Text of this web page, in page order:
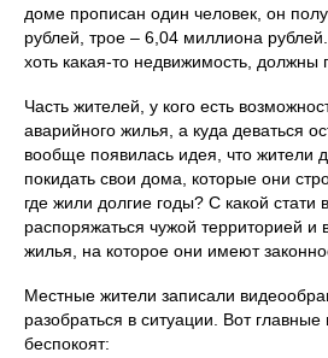
доме прописан один человек, он
рублей, трое – 6,04 миллиона
хоть какая-то недвижимость, должны
Часть жителей, у кого есть
аварийного жилья, а куда деваться
вообще появилась идея, что жители
покидать свои дома, которые они
где жили долгие годы? С какой стати
распоряжаться чужой территорией и
жилья, на которое они имеют
Местные жители записали
разобраться в ситуации. Вот
беспокоят: